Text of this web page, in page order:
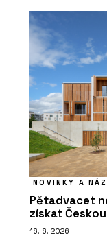
NOVINKY A
Pětadvacet
získat
16. 6. 2026